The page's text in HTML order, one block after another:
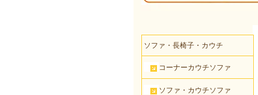
ソファ・長椅子・カウチ
コーナーカウチソファ
ソファ・カウチソファ